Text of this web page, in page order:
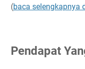
(baca selengkapnya
Pendapat